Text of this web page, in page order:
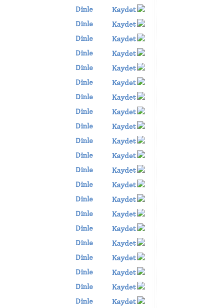
Dinle
Kaydet
Dinle
Kaydet
Dinle
Kaydet
Dinle
Kaydet
Dinle
Kaydet
Dinle
Kaydet
Dinle
Kaydet
Dinle
Kaydet
Dinle
Kaydet
Dinle
Kaydet
Dinle
Kaydet
Dinle
Kaydet
Dinle
Kaydet
Dinle
Kaydet
Dinle
Kaydet
Dinle
Kaydet
Dinle
Kaydet
Dinle
Kaydet
Dinle
Kaydet
Dinle
Kaydet
Dinle
Kaydet